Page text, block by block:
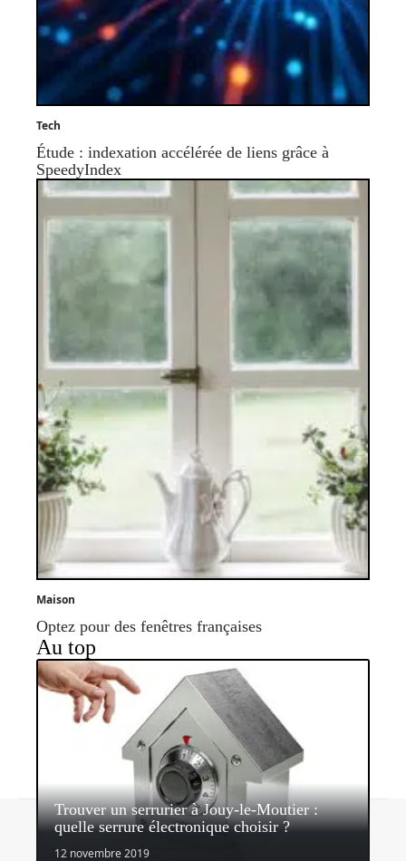
Tech
Étude : indexation accélérée de liens grâce à
SpeedyIndex
Maison
Optez pour des fenêtres françaises
Au top
Trouver un serrurier à Jouy-le-Moutier :
quelle serrure électronique choisir ?
12 novembre 2019© 2026 | parvisdesgentils.fr
Contact Mentions légales Sitemap